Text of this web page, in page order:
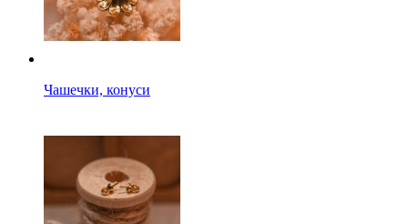
Чашечки, конуси